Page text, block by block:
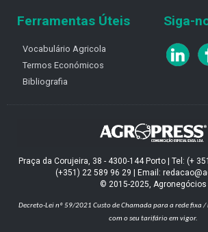
Ferramentas Úteis
Vocabulário Agricola
Termos Económicos
Bibliografia
Siga-
Praça da Corujeira, 38 - 4300-144 Porto | Tel: (+
(+351) 22 589 96 29 | Email:
© 2015-2025, Agronegócios
Decreto-Lei nº 59/2021 Custo de Chamada para a rede fixa
com o seu tarifário em vigor.